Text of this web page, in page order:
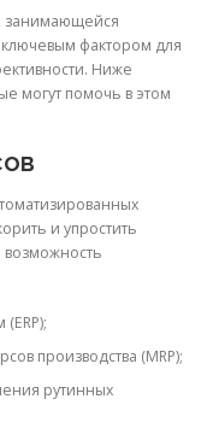
занимающейся
ключевым фактором для
Ниже
могут помочь в этом
и упростить
возможность
производства (MRP);
рутинных